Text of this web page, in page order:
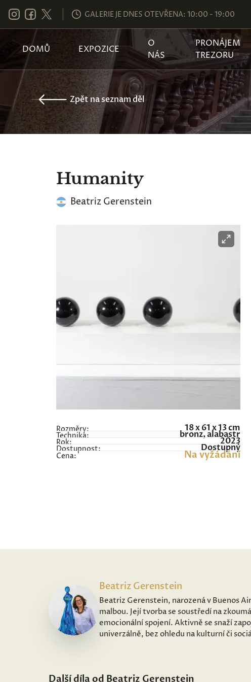
GALERIE JE DNES OTEVŘENA: 10:00 - 19:00
DOMŮ EXPOZICE
O
NÁS
PRONÁJEM
TREZORU
Zpět na seznam děl
Humanity
Beatriz Gerenstein
Rozměry: 18 x 61 x 13 cm
Technika: bronz, alabastr
Rok: 2023
Dostupnost: Dostupný
Cena: Na vyžádání
Beatriz Gerenstein
Beatriz Gerenstein, narozená v Buenos
malbou. Její tvorba se soustředí na
emocionální spojení. Aktivně se snaží
univerzálně, bez ohledu na kulturní či
Další díla od Beatriz Gerenstein